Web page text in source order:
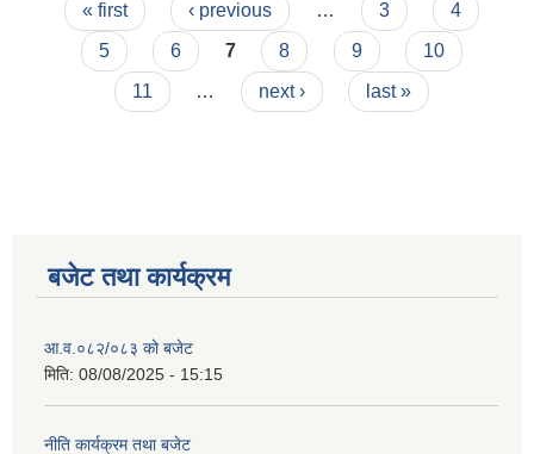
Pages
« first ‹ previous … 3
4
5
6 7 8 9
10
11
… next › last »
बजेट तथा कार्यक्रम
आ.व.०८२/०८३ को बजेट
मिति: 08/08/2025 - 15:15
नीति कार्यक्रम तथा बजेट